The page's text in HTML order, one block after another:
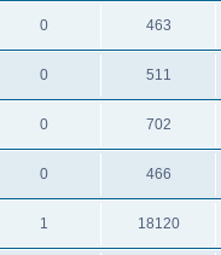
0 463
0 511
0 702
0 466
1 18120